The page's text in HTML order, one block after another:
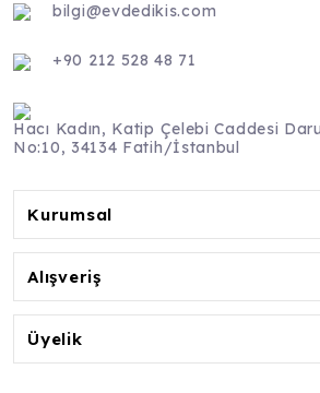
bilgi@evdedikis.com
+90 212 528 48 71
Hacı Kadın, Katip Çelebi Caddesi
No:10, 34134 Fatih/İstanbul
Kurumsal
Alışveriş
Üyelik